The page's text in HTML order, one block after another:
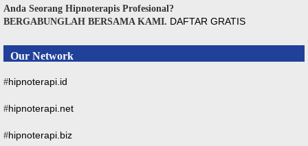
Anda Seorang Hipnoterapis Profesional?
BERGABUNGLAH BERSAMA KAMI. DAFTAR GRATIS
Our Network
#hipnoterapi.id
#hipnoterapi.net
#hipnoterapi.biz